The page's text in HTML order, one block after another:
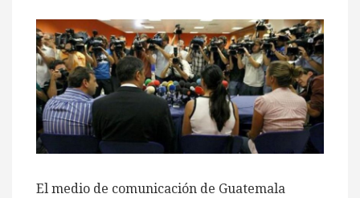
El medio de comunicación de Guatemala